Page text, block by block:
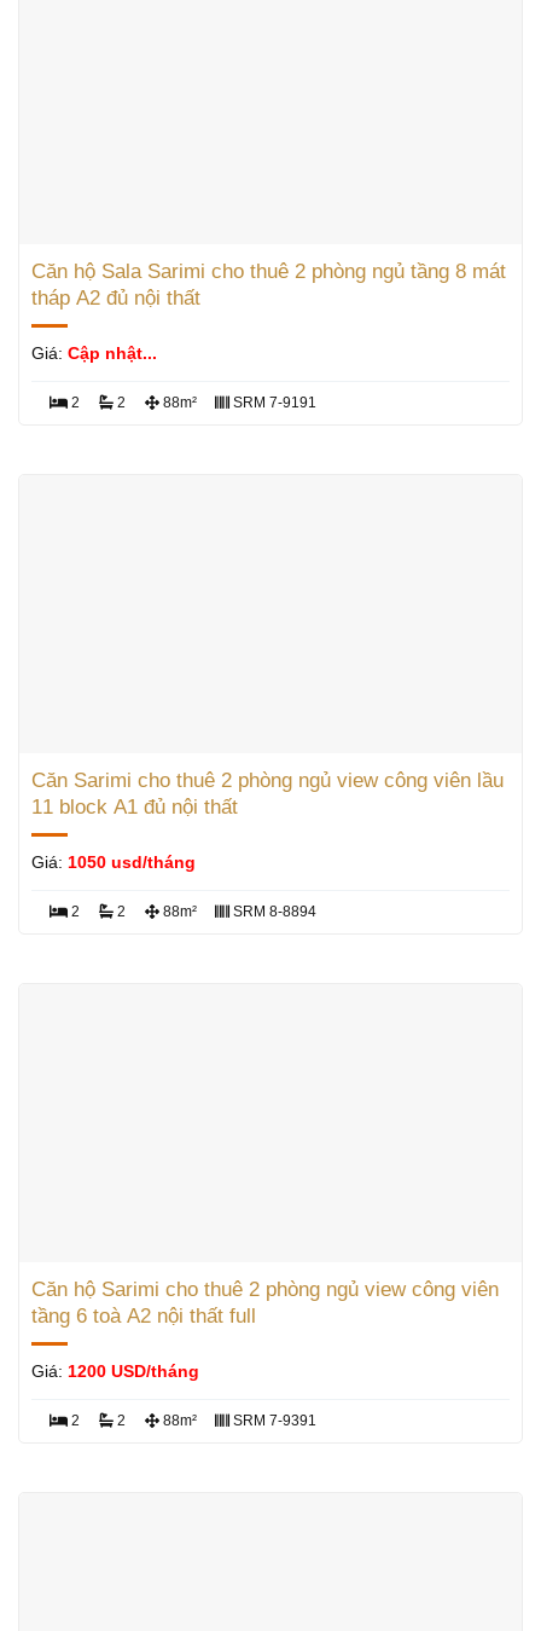
Căn hộ Sala Sarimi cho thuê 2 phòng ngủ tầng 8 mát
tháp A2 đủ nội thất
Giá: Cập nhật...
2 2 88m² SRM 7-9191
Căn Sarimi cho thuê 2 phòng ngủ view công viên lầu
11 block A1 đủ nội thất
Giá: 1050 usd/tháng
2 2 88m² SRM 8-8894
Căn hộ Sarimi cho thuê 2 phòng ngủ view công viên
tầng 6 toà A2 nội thất full
Giá: 1200 USD/tháng
2 2 88m² SRM 7-9391